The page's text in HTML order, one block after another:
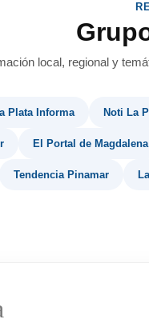
local, regional y
Plata Informa Noti La
El Portal de Magdalena
Tendencia Pinamar